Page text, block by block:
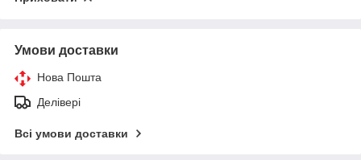
Умови доставки
Нова Пошта
Делівері
Всі умови доставки